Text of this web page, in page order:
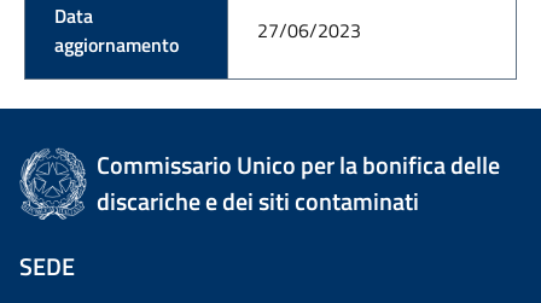
Data
aggiornamento
27/06/2023
Commissario Unico per la bonifica delle
discariche e dei siti contaminati
SEDE